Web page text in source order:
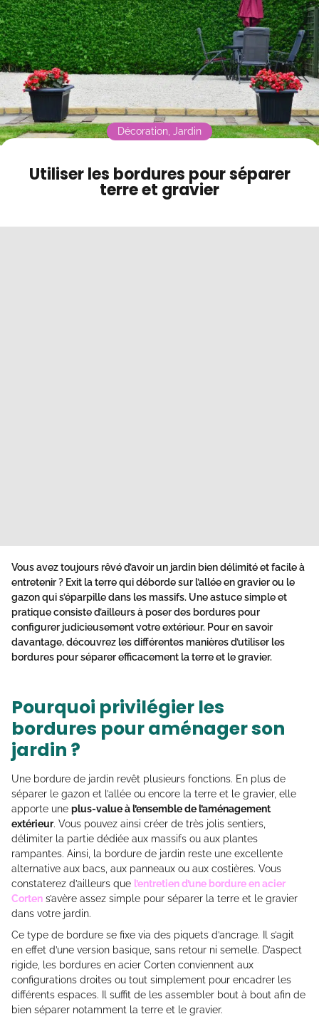
Contact
Mode sombre
jardin ?
Utiliser les bordures pour séparer
terre et gravier
Décoration Jardin
Vous avez toujours rêvé d’avoir un jardin bien délimité et facile à
entretenir ? Exit la terre qui déborde sur l’allée en gravier ou le
gazon qui s’éparpille dans les massifs. Une astuce simple et
pratique consiste d’ailleurs à poser des bordures pour
configurer judicieusement votre extérieur. Pour en savoir
davantage, découvrez les différentes manières d’utiliser les
bordures pour séparer efficacement la terre et le gravier.
Pourquoi privilégier les
bordures pour aménager son
jardin ?
Une bordure de jardin revêt plusieurs fonctions. En plus de
séparer le gazon et l’allée ou encore la terre et le gravier, elle
apporte une plus-value à l’ensemble de l’aménagement
extérieur. Vous pouvez ainsi créer de très jolis sentiers,
délimiter la partie dédiée aux massifs ou aux plantes
rampantes. Ainsi, la bordure de jardin reste une excellente
alternative aux bacs, aux panneaux ou aux costières. Vous
constaterez d’ailleurs que l’entretien d’une bordure en acier
Corten s’avère assez simple pour séparer la terre et le gravier
dans votre jardin.
Ce type de bordure se fixe via des piquets d’ancrage. Il s’agit
en effet d’une version basique, sans retour ni semelle. D’aspect
rigide, les bordures en acier Corten conviennent aux
configurations droites ou tout simplement pour encadrer les
différents espaces. Il suffit de les assembler bout à bout afin de
bien séparer notamment la terre et le gravier.